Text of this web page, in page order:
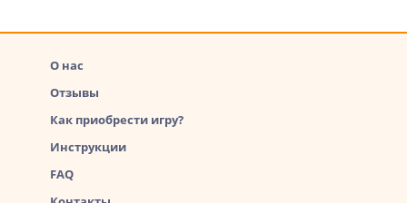
О нас
Отзывы
Как приобрести игру?
Инструкции
FAQ